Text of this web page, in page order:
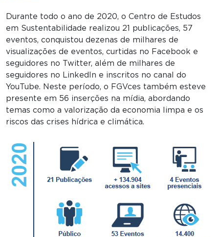
Durante todo o ano de 2020, o Centro de Estudos
em Sustentabilidade realizou 21 publicações, 57
eventos, conquistou dezenas de milhares de
visualizações de eventos, curtidas no Facebook e
seguidores no Twitter, além de milhares de
seguidores no LinkedIn e inscritos no canal do
YouTube. Neste período, o FGVces também esteve
presente em 56 inserções na mídia, abordando
temas como a valorização da economia limpa e os
riscos das crises hídrica e climática.